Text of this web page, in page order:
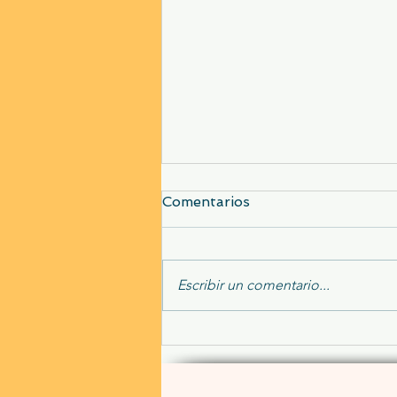
Maestros en el amor
Comentarios
Escribir un comentario...